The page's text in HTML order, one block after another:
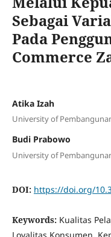
Sebagai
Pada
Commerce
Atika Izah
University of
Budi Prabowo
University of
DOI: https://doi.org/
Keywords: Kualitas